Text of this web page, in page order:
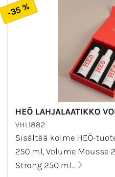
-35 %
HEÖ LAHJALAATIKKO
VHL1882
Sisältää kolme HEÖ-
250 ml, Volume Mousse
Strong 250 ml...